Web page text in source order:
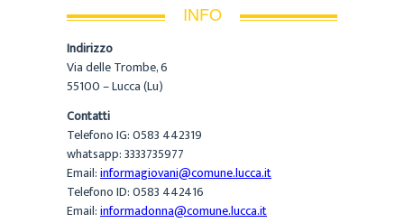
INFO
Indirizzo
Via delle Trombe, 6
55100 – Lucca (Lu)
Contatti
Telefono IG: 0583 442319
whatsapp: 3333735977
Email:informagiovani@comune.lucca.it
Telefono ID: 0583 442416
Email:informadonna@comune.lucca.it